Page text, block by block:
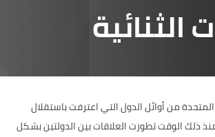
الثنائية
المتحدة من أوائل الدول التي اعترفت باستقلال
ذلك الوقت تطورت العلاقات بين الدولتين بشكل